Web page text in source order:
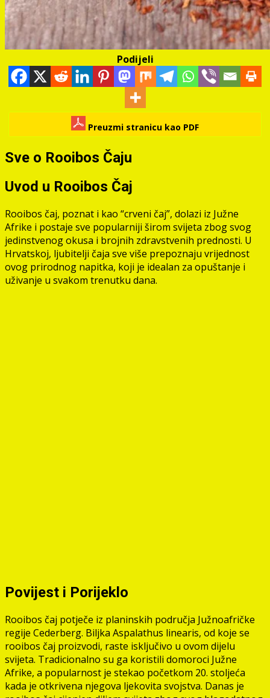
Podijeli
Preuzmi stranicu kao PDF
Sve o Rooibos Čaju
Uvod u Rooibos Čaj
Rooibos čaj, poznat i kao “crveni čaj”, dolazi iz Južne
Afrike i postaje sve popularniji širom svijeta zbog svog
jedinstvenog okusa i brojnih zdravstvenih prednosti. U
Hrvatskoj, ljubitelji čaja sve više prepoznaju vrijednost
ovog prirodnog napitka, koji je idealan za opuštanje i
uživanje u svakom trenutku dana.
Povijest i Porijeklo
Rooibos čaj potječe iz planinskih područja Južnoafričke
regije Cederberg. Biljka Aspalathus linearis, od koje se
rooibos čaj proizvodi, raste isključivo u ovom dijelu
svijeta. Tradicionalno su ga koristili domoroci Južne
Afrike, a popularnost je stekao početkom 20. stoljeća
kada je otkrivena njegova ljekovita svojstva. Danas je